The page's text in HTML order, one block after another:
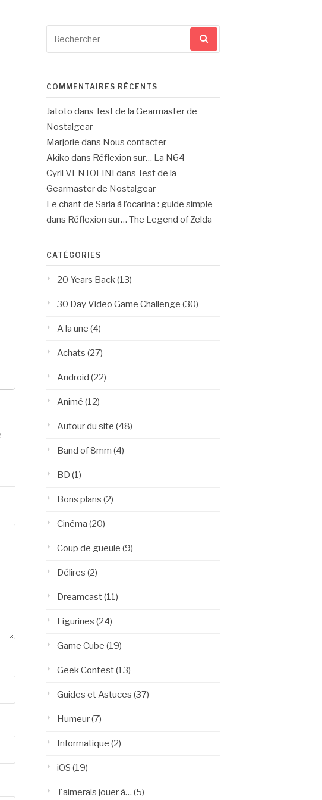
pour
COMMENTAIRES RÉCENTS
Jatoto dans Test de la Gearmaster de
Nostalgear
Marjorie dans Nous contacter
Akiko dans Réflexion sur… La N64
Cyril VENTOLINI dans Test de la
Gearmaster de Nostalgear
Le chant de Saria à l’ocarina : guide simple
dans Réflexion sur… The Legend of Zelda
CATÉGORIES
20 Years Back (13)
30 Day Video Game Challenge (30)
A la une (4)
Achats (27)
Android (22)
Animé (12)
Autour du site (48)
Band of 8mm (4)
BD (1)
Bons plans (2)
Cinéma (20)
Coup de gueule (9)
Délires (2)
Dreamcast(11)
Figurines (24)
Game Cube (19)
Geek Contest(13)
Guides et Astuces (37)
Humeur(7)
Informatique (2)
iOS (19)
J'aimerais jouer à… (5)